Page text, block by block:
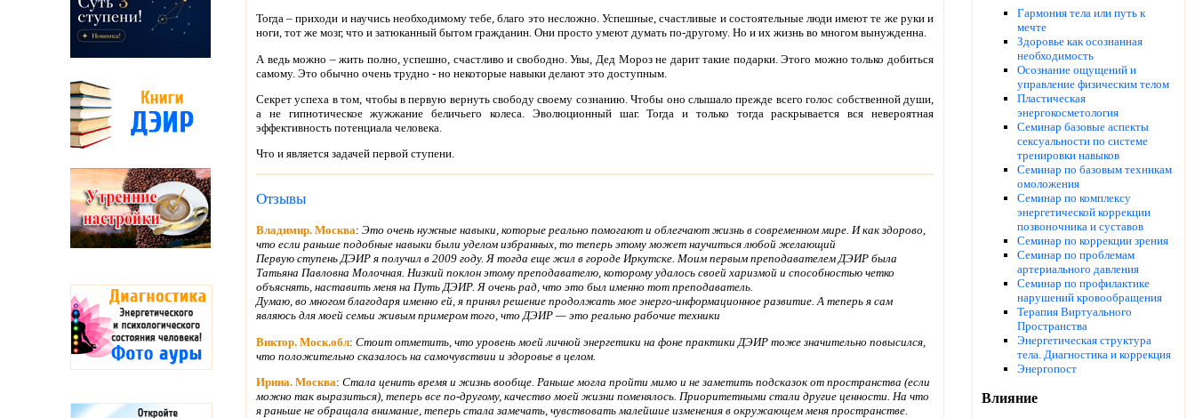
Тогда – приходи и научись необходимому тебе, благо это несложно. Успешные, счастливые и состоятельные люди имеют те же руки и
ноги, тот же мозг, что и затюканный бытом гражданин. Они просто умеют думать по-другому. Но и их жизнь во многом вынужденна.
А ведь можно – жить полно, успешно, счастливо и свободно. Увы, Дед Мороз не дарит такие подарки. Этого можно только добиться
самому. Это обычно очень трудно - но некоторые навыки делают это доступным.
Секрет успеха в том, чтобы в первую вернуть свободу своему сознанию. Чтобы оно слышало прежде всего голос собственной души,
а не гипнотическое жужжание беличьего колеса. Эволюционный шаг. Тогда и только тогда раскрывается вся невероятная
эффективность потенциала человека.
Что и является задачей первой ступени.
Отзывы
Владимир. Москва: Это очень нужные навыки, которые реально помогают и облегчают жизнь в современном мире. И как здорово,
что если раньше подобные навыки были уделом избранных, то теперь этому может научиться любой желающий
Первую ступень ДЭИР я получил в 2009 году. Я тогда еще жил в городе Иркутске. Моим первым преподавателем ДЭИР была
Татьяна Павловна Молочная. Низкий поклон этому преподавателю, которому удалось своей харизмой и способностью четко
объяснять, наставить меня на Путь ДЭИР. Я очень рад, что это был именно тот преподаватель.
Думаю, во многом благодаря именно ей, я принял решение продолжать мое энерго-информационное развитие. А теперь я сам
являюсь для моей семьи живым примером того, что ДЭИР — это реально рабочие техники
Виктор. Моск.обл: Стоит отметить, что уровень моей личной энергетики на фоне практики ДЭИР тоже значительно повысился,
что положительно сказалось на самочувствии и здоровье в целом.
Ирина. Москва: Стала ценить время и жизнь вообще. Раньше могла пройти мимо и не заметить подсказок от пространства (если
можно так выразиться), теперь все по-другому, качество моей жизни поменялось. Приоритетными стали другие ценности. На что
я раньше не обращала внимание, теперь стала замечать, чувствовать малейшие изменения в окружающем меня пространстве.
Гармония тела или путь к
мечте
Здоровье как осознанная
необходимость
Осознание ощущений и
управление физическим телом
Пластическая
энергокосметология
Семинар базовые аспекты
сексуальности по системе
тренировки навыков
Семинар по базовым техникам
омоложения
Семинар по комплексу
энергетической коррекции
позвоночника и суставов
Семинар по коррекции зрения
Семинар по проблемам
артериального давления
Семинар по профилактике
нарушений кровообращения
Терапия Виртуального
Пространства
Энергетическая структура
тела. Диагностика и коррекция
Энергопост
Влияние